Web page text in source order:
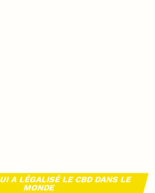
A LÉGALISÉ LE CBD DANS LE
MONDE